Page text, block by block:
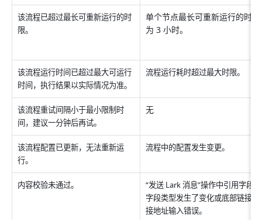
该流程已超过最长可重新运行的时
限。
单个节点最长可重新运行的时限
为 3 小时。
该流程运行时间已超过最大可运行
时间，执行结果以实际情况为准。
流程运行耗时超过最大时限。
该流程重试间隔小于最小限制时
间，建议一分钟后再试。
无
该流程配置已更新，无法重新运
行。
流程中的配置发生变更。
内容校验未通过。
“发送 Lark 消息”操作中引用字段的
字段类型发生了变化或底部链接的
接地址输入错误。